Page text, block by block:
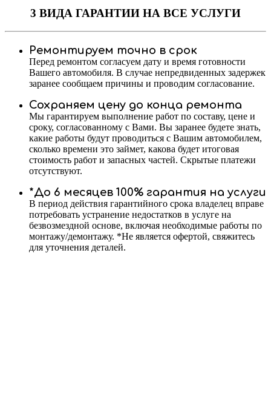
3 ВИДА ГАРАНТИИ НА ВСЕ УСЛУГИ
Ремонтируем точно в срок
Перед ремонтом согласуем дату и время готовности
Вашего автомобиля. В случае непредвиденных задержек
заранее сообщаем причины и проводим согласование.
Сохраняем цену до конца ремонта
Мы гарантируем выполнение работ по составу, цене и
сроку, согласованному с Вами. Вы заранее будете знать,
какие работы будут проводиться с Вашим автомобилем,
сколько времени это займет, какова будет итоговая
стоимость работ и запасных частей. Скрытые платежи
отсутствуют.
*До 6 месяцев 100% гарантия на услуги
В период действия гарантийного срока владелец вправе
потребовать устранение недостатков в услуге на
безвозмездной основе, включая необходимые работы по
монтажу/демонтажу. *Не является офертой, свяжитесь
для уточнения деталей.